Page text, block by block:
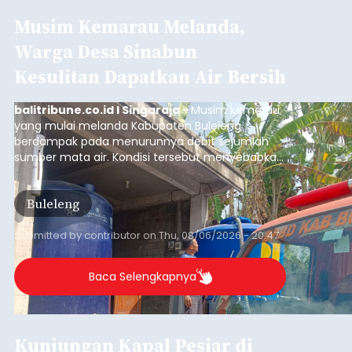
Iklan
Klarifikasi Perizinan, 4 Kafe
di Desa Baha Dipanggil Satpol
PP Badung
balitribune.co.id I Mangupura -Satuan Polisi
Pamong Praja (Satpol PP) Kabupaten Badung
memanggil pengelola empat kafe di Desa Baha,
terkait kelengkapan perizinan usaha pada Kamis